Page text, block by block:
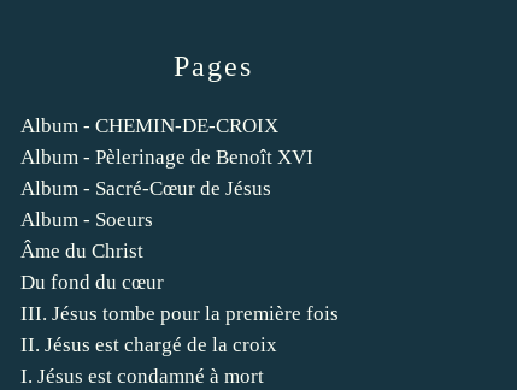
Pages
Album - CHEMIN-DE-CROIX
Album - Pèlerinage de Benoît XVI
Album - Sacré-Cœur de Jésus
Album - Soeurs
Âme du Christ
Du fond du cœur
III. Jésus tombe pour la première fois
II. Jésus est chargé de la croix
I. Jésus est condamné à mort